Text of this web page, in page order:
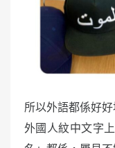
所以外語都係好
外國人紋中文字